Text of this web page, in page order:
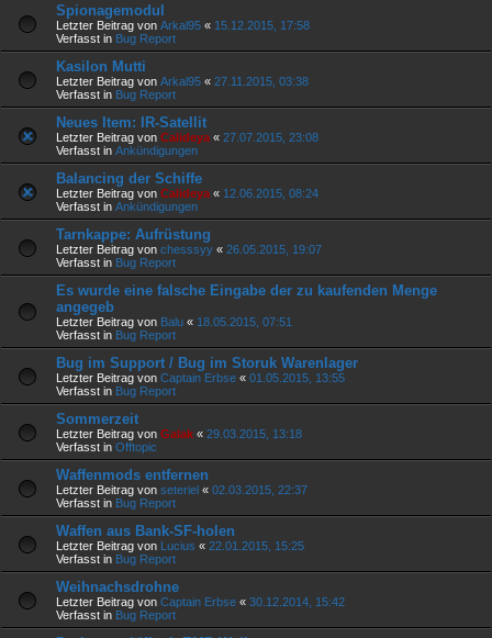
Spionagemodul
Letzter Beitrag von Arkal95 « 15.12.2015, 17:58
Verfasst in Bug Report
Kasilon Mutti
Letzter Beitrag von Arkal95 « 27.11.2015, 03:38
Verfasst in Bug Report
Neues Item: IR-Satellit
Letzter Beitrag von Calideya « 27.07.2015, 23:08
Verfasst in Ankündigungen
Balancing der Schiffe
Letzter Beitrag von Calideya « 12.06.2015, 08:24
Verfasst in Ankündigungen
Tarnkappe: Aufrüstung
Letzter Beitrag von chesssyy « 26.05.2015, 19:07
Verfasst in Bug Report
Es wurde eine falsche Eingabe der zu kaufenden Menge
angegeb
Letzter Beitrag von Balu « 18.05.2015, 07:51
Verfasst in Bug Report
Bug im Support / Bug im Storuk Warenlager
Letzter Beitrag von Captain Erbse « 01.05.2015, 13:55
Verfasst in Bug Report
Sommerzeit
Letzter Beitrag von Galak « 29.03.2015, 13:18
Verfasst in Offtopic
Waffenmods entfernen
Letzter Beitrag von seteriel « 02.03.2015, 22:37
Verfasst in Bug Report
Waffen aus Bank-SF-holen
Letzter Beitrag von Lucius « 22.01.2015, 15:25
Verfasst in Bug Report
Weihnachsdrohne
Letzter Beitrag von Captain Erbse « 30.12.2014, 15:42
Verfasst in Bug Report